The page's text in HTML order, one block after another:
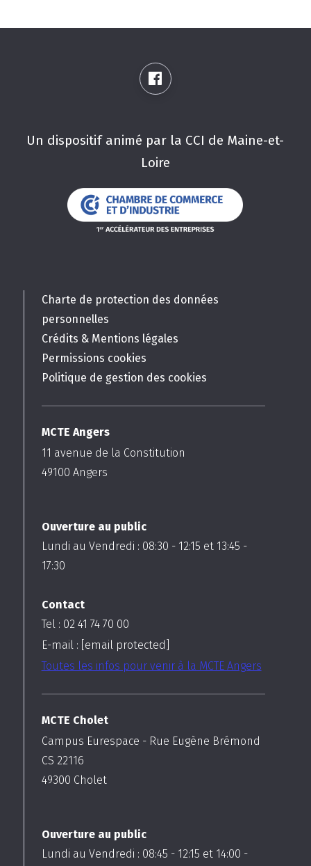
Un dispositif animé par la CCI de Maine-et-
Loire
MCTE Angers
11 avenue de la Constitution
49100 Angers
Ouverture au public
Lundi au Vendredi : 08:30 - 12:15 et 13:45 -
17:30
Contact
Tel : 02 41 74 70 00
E-mail : [email protected]
Toutes les infos pour venir à la MCTE Angers
Charte de protection des données
personnelles
Crédits & Mentions légales
Permissions cookies
Politique de gestion des cookies
MCTE Cholet
Campus Eurespace - Rue Eugène Brémond
CS 22116
49300 Cholet
Ouverture au public
Lundi au Vendredi : 08:45 - 12:15 et 14:00 -